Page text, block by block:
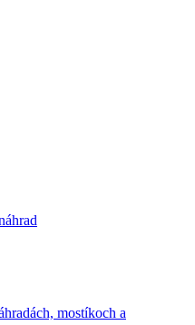
mostíkoch a